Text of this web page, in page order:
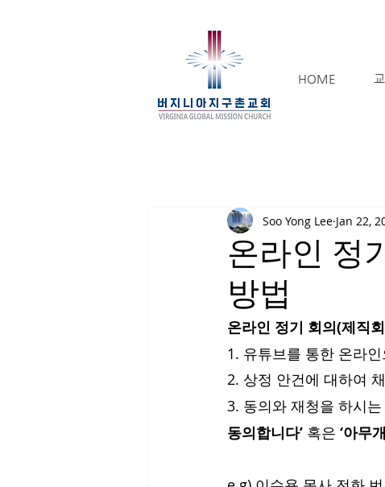
HOME
온라인 정
방법
Soo Yong Lee Jan 22,
온라인 정기 회의(제직
1. 유튜브를 통한 온라
2. 상정 안건에 대하여
3. 동의와 재청을 하시
동의합니다’ 혹은 ‘아무